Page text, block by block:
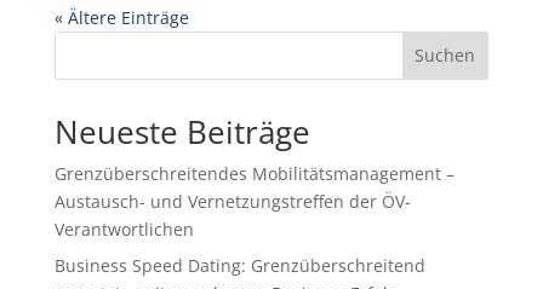
« Ältere Einträge
Suchen
Neueste Beiträge
Grenzüberschreitendes Mobilitätsmanagement –
Austausch- und Vernetzungstreffen der ÖV-
Verantwortlichen
Business Speed Dating: Grenzüberschreitend